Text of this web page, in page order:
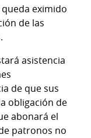
eximido
de las
asistencia
de que sus
obligación de
abonará el
patronos no